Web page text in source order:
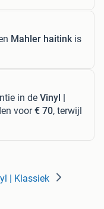
Mahler haitinkis
in de Vinyl |
voor€ 70, terwijl
| Klassiek